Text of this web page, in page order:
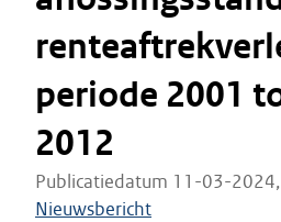
periode 2001
2012
Publicatiedatum 11-03-
Nieuwsbericht